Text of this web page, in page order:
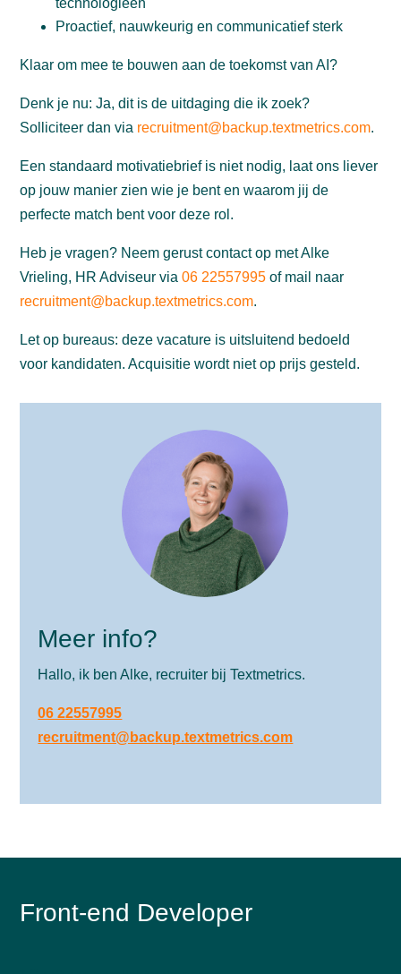
technologieën
Proactief, nauwkeurig en communicatief sterk
Klaar om mee te bouwen aan de toekomst van AI?
Denk je nu: Ja, dit is de uitdaging die ik zoek?
Solliciteer dan via recruitment@backup.textmetrics.com.
Een standaard motivatiebrief is niet nodig, laat ons liever
op jouw manier zien wie je bent en waarom jij de
perfecte match bent voor deze rol.
Heb je vragen? Neem gerust contact op met Alke
Vrieling, HR Adviseur via06 22557995 of mail naar
recruitment@backup.textmetrics.com.
Let op bureaus: deze vacature is uitsluitend bedoeld
voor kandidaten. Acquisitie wordt niet op prijs gesteld.
Meer info?
Hallo, ik ben Alke, recruiter bij Textmetrics.
06 22557995
recruitment@backup.textmetrics.com
Front-end Developer